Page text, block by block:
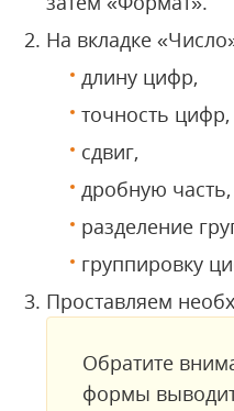
На вкладке
длину цифр,
точность цифр,
сдвиг,
дробную часть,
разделение
группировку
Проставляем
Обратите
формы